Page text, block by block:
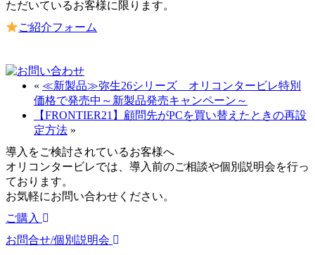
ただいているお客様に限ります。
ご紹介フォーム
« ≪新製品≫弥生26シリーズ オリコンタービレ特別
価格で発売中～新製品発売キャンペーン～
【FRONTIER21】顧問先がPCを買い替えたときの再設
定方法 »
導入をご検討されているお客様へ
オリコンタービレでは、導入前のご相談や個別説明会を行っ
ております。
お気軽にお問い合わせください。
ご購入
お問合せ/個別説明会